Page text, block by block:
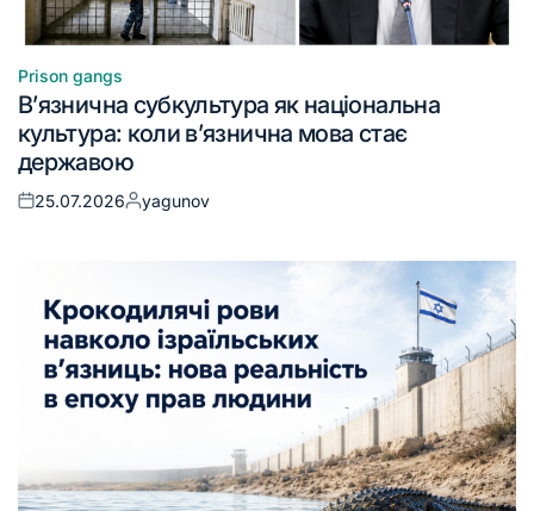
Prison gangs
В’язнична субкультура як національна
культура: коли в’язнична мова стає
державою
25.07.2026 yagunov